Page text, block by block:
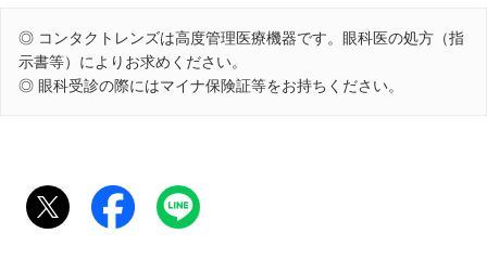
◎ コンタクトレンズは高度管理医療機器です。眼科医の処方（指
示書等）によりお求めください。
◎ 眼科受診の際にはマイナ保険証等をお持ちください。